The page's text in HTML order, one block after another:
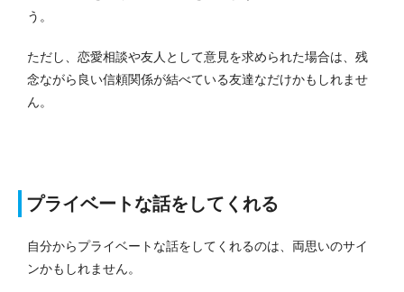
う。
ただし、恋愛相談や友人として意見を求められた場合は、残
念ながら良い信頼関係が結べている友達なだけかもしれませ
ん。
プライベートな話をしてくれる
自分からプライベートな話をしてくれるのは、両思いのサイ
ンかもしれません。